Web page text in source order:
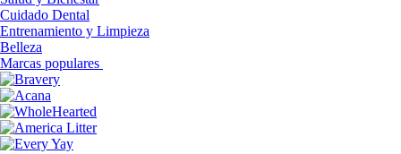
Cuidado Dental
Entrenamiento y Limpieza
Belleza
Marcas populares